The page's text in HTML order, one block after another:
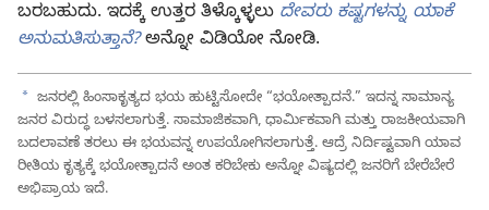
ಬರಬಹುದು. ಇದಕ್ಕೆ ಉತ್ತರ ತಿಳ್ಕೊಳ್ಳಲು ದೇವರು ಕಷ್ಟಗಳನ್ನು ಯಾಕೆ
ಅನುಮತಿಸುತ್ತಾನೆ?ಅನ್ನೋ ವಿಡಿಯೋ ನೋಡಿ.
a ಜನರಲ್ಲಿ ಹಿಂಸಾಕೃತ್ಯದ ಭಯ ಹುಟ್ಟಿಸೋದೇ “ಭಯೋತ್ಪಾದನೆ.” ಇದನ್ನ ಸಾಮಾನ್ಯ
ಜನರ ವಿರುದ್ಧ ಬಳಸಲಾಗುತ್ತೆ. ಸಾಮಾಜಿಕವಾಗಿ, ಧಾರ್ಮಿಕವಾಗಿ ಮತ್ತು ರಾಜಕೀಯವಾಗಿ
ಬದಲಾವಣೆ ತರಲು ಈ ಭಯವನ್ನ ಉಪಯೋಗಿಸಲಾಗುತ್ತೆ. ಆದ್ರೆ ನಿರ್ದಿಷ್ಟವಾಗಿ ಯಾವ
ರೀತಿಯ ಕೃತ್ಯಕ್ಕೆ ಭಯೋತ್ಪಾದನೆ ಅಂತ ಕರಿಬೇಕು ಅನ್ನೋ ವಿಷ್ಯದಲ್ಲಿ ಜನರಿಗೆ ಬೇರೆಬೇರೆ
ಅಭಿಪ್ರಾಯ ಇದೆ.